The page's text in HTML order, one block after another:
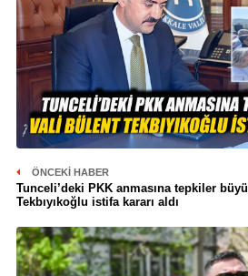
ÖNCEKI HABER
Tunceli’deki PKK anmasına tepkiler
Tekbıyıkoğlu istifa kararı aldı